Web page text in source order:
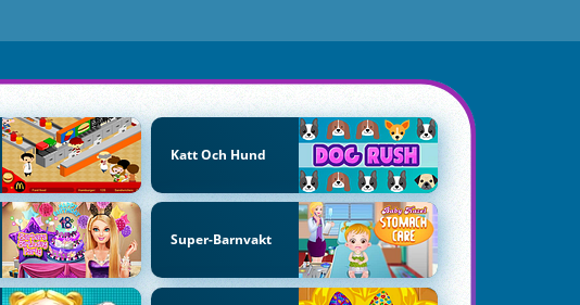
Katt Och Hund
Super-Barnvakt